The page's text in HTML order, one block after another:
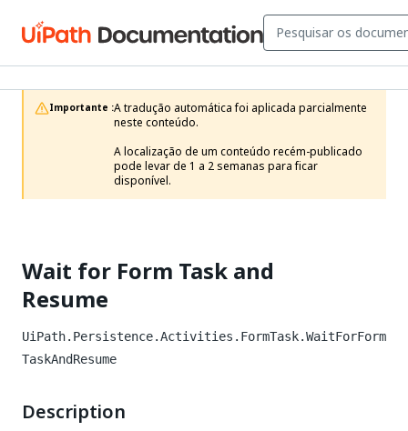
Importante :A tradução automática foi aplicada parcialmente
neste conteúdo.
A localização de um conteúdo recém-publicado
pode levar de 1 a 2 semanas para ficar
disponível.
Wait for Form Task and
Resume
UiPath.Persistence.Activities.FormTask.WaitForForm
TaskAndResume
Description